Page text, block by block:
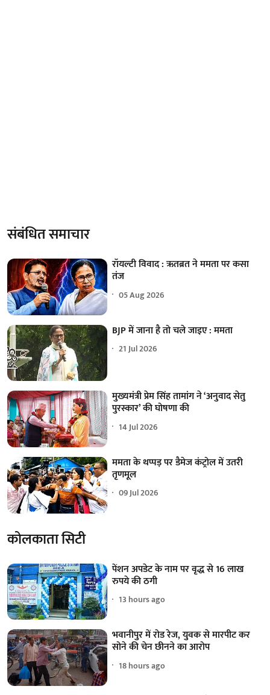
संबंधित समाचार
रॉयल्टी विवाद : ऋतब्रत ने ममता पर कसा
तंज
05 Aug 2026
BJP में जाना है तो चले जाइए : ममता
21 Jul 2026
मुख्यमंत्री प्रेम सिंह तामांग ने ‘अनुवाद सेतु
पुरस्कार’ की घोषणा की
14 Jul 2026
ममता के थप्पड़ पर डैमेज कंट्रोल में उतरी
तृणमूल
09 Jul 2026
कोलकाता सिटी
पेंशन अपडेट के नाम पर वृद्ध से 16 लाख
रुपये की ठगी
13 hours ago
भवानीपुर में रोड रेज, युवक से मारपीट कर
सोने की चेन छीनने का आरोप
18 hours ago